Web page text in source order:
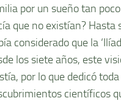
por un sueño tan
que no existían?
considerado que la
los siete años, este
por lo que dedicó
científicos